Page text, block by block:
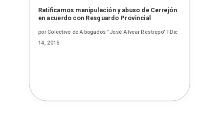
Ratificamos manipulación y abuso de Cerrejón
en acuerdo con Resguardo Provincial
porColectivo de Abogados "José Alvear Restrepo" |Dic
14, 2015